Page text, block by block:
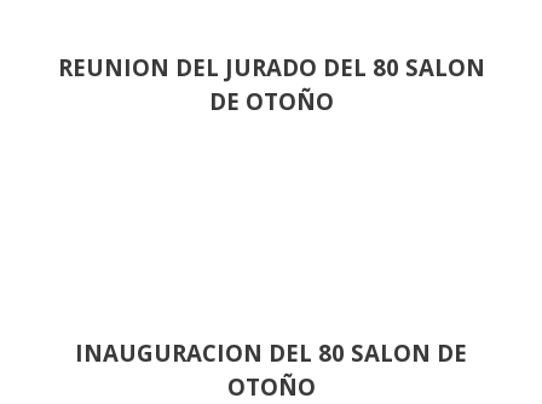
REUNION DEL JURADO DEL 80 SALON
DE OTOÑO
INAUGURACION DEL 80 SALON DE
OTOÑO